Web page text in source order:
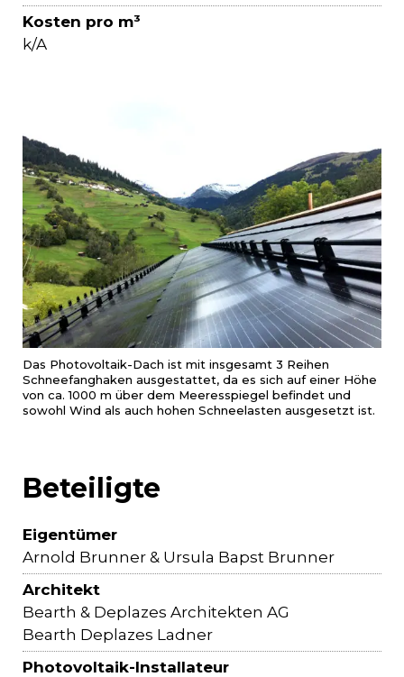
Kosten pro m³
k/A
Das Photovoltaik-Dach ist mit insgesamt 3 Reihen
Schneefanghaken ausgestattet, da es sich auf einer Höhe
von ca. 1000 m über dem Meeresspiegel befindet und
sowohl Wind als auch hohen Schneelasten ausgesetzt ist.
Beteiligte
Eigentümer
Arnold Brunner & Ursula Bapst Brunner
Architekt
Bearth & Deplazes Architekten AG
Bearth Deplazes Ladner
Photovoltaik-Installateur